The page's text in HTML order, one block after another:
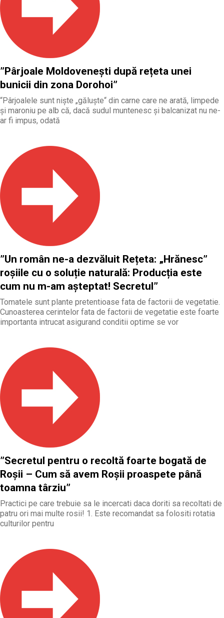
”Pârjoale Moldovenești după rețeta unei
bunicii din zona Dorohoi”
“Pârjoalele sunt nişte „găluşte“ din carne care ne arată, limpede
şi maroniu pe alb că, dacă sudul muntenesc şi balcanizat nu ne-
ar fi impus, odată
”Un român ne-a dezvăluit Rețeta: „Hrănesc”
roșiile cu o soluție naturală: Producția este
cum nu m-am așteptat! Secretul”
Tomatele sunt plante pretentioase fata de factorii de vegetatie.
Cunoasterea cerintelor fata de factorii de vegetatie este foarte
importanta intrucat asigurand conditii optime se vor
”Secretul pentru o recoltă foarte bogată de
Roșii – Cum să avem Roșii proaspete până
toamna târziu”
Practici pe care trebuie sa le incercati daca doriti sa recoltati de
patru ori mai multe rosii! 1. Este recomandat sa folositi rotatia
culturilor pentru